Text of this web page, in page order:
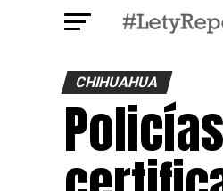
CHIHUAHUA